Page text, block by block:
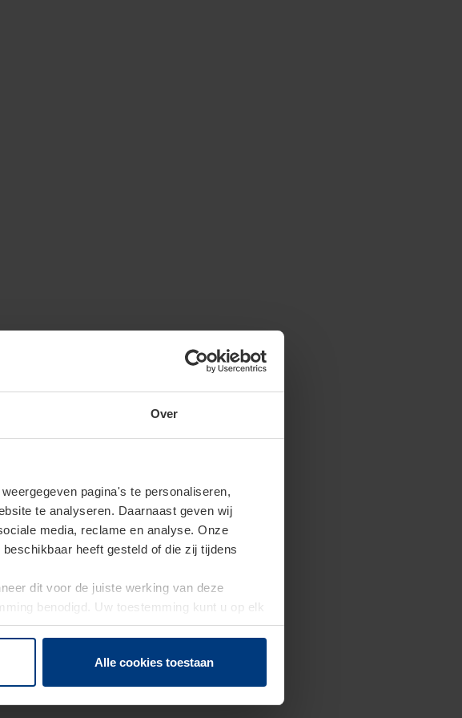
Over
pagina's te personaliseren,
te analyseren. Daarnaast geven wij
media, reclame en analyse. Onze
heeft gesteld of die zij tijdens
dit voor de juiste werking van deze
benodigd. Uw toestemming kunt u op elk
wijzigen of herroepen.
Alle cookies toestaan